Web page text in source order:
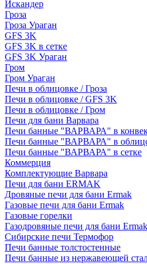
Искандер
Гроза
Гроза Ураган
GFS 3K
GFS 3K в сетке
GFS 3K Ураган
Гром
Гром Ураган
Печи в облицовке / Гроза
Печи в облицовке / GFS 3K
Печи в облицовке / Гром
Печи для бани Варвара
Печи банные "ВАРВАРА" в
Печи банные "ВАРВАРА" в
Печи банные "ВАРВАРА" в сетке
Коммерция
Комплектующие Варвара
Печи для бани ERMAK
Дровяные печи для бани Ermak
Газовые печи для бани Ermak
Газовые горелки
Газодровяные печи для бани Ermak
Сибирские печи Термофор
Печи банные толстостенные
Печи банные из нержавеющей